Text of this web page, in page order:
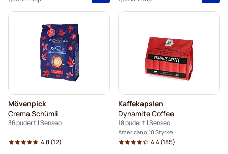
Mövenpick
Crema Schümli
36 puder til Senseo
4.8(12)
Kaffekapslen
Dynamite Coffee
18 puder til Senseo
Americano 10 Styrke
4.4(185)